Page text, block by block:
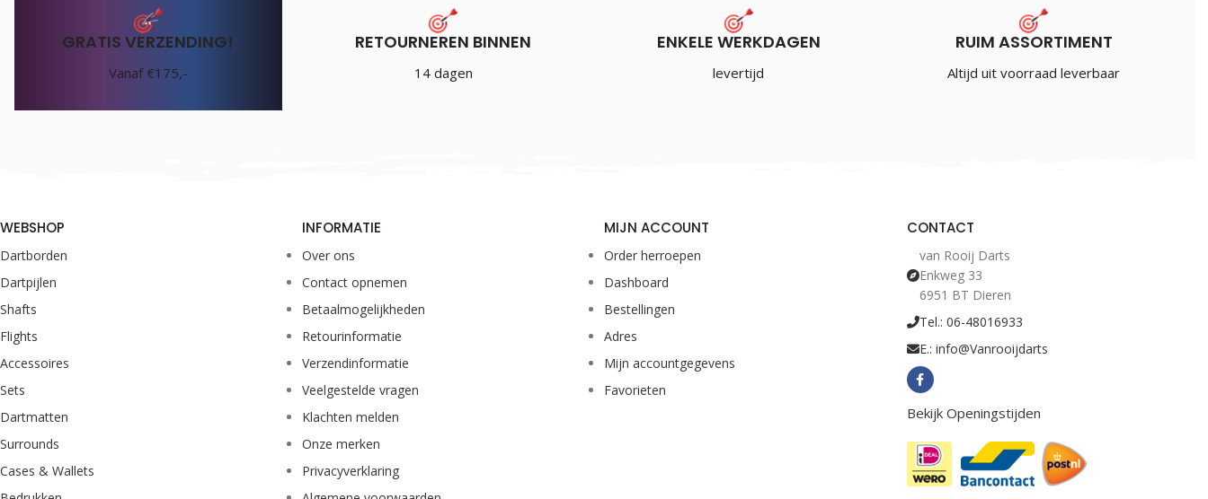
GRATIS VERZENDING!
Vanaf €175,-
RETOURNEREN BINNEN
14 dagen
ENKELE WERKDAGEN
levertijd
RUIM ASSORTIMENT
Altijd uit voorraad leverbaar
WEBSHOP
Dartborden
Dartpijlen
Shafts
Flights
Accessoires
Sets
Dartmatten
Surrounds
Cases & Wallets
INFORMATIE
Over ons
Contact opnemen
Betaalmogelijkheden
Retourinformatie
Verzendinformatie
Veelgestelde vragen
Klachten melden
Onze merken
Privacyverklaring
MIJN ACCOUNT
Order herroepen
Dashboard
Bestellingen
Adres
Mijn accountgegevens
Favorieten
CONTACT
van Rooij Darts
Enkweg 33
6951 BT Dieren
Tel.: 06-48016933
E.: info@Vanrooijdarts
Bekijk Openingstijden